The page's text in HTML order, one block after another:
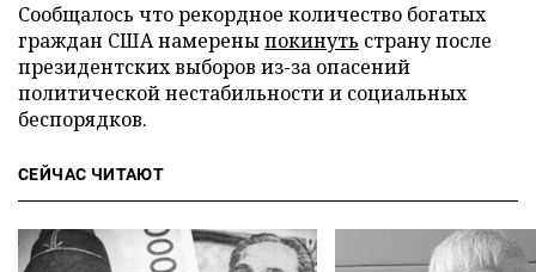
Сообщалось что рекордное количество богатых
граждан США намереныпокинуть страну после
президентских выборов из-за опасений
политической нестабильности и социальных
беспорядков.
СЕЙЧАС ЧИТАЮТ